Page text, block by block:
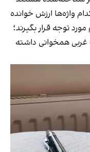
واژه‌ها ارزش خوانده
توجه قرار بگیرند؛
غربی همخوانی داشته